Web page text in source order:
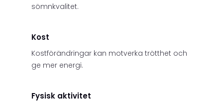
sömnkvalitet.
Kost
Kostförändringar kan motverka trötthet och
ge mer energi.
Fysisk aktivitet